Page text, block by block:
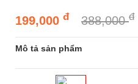
199,000 đ 388,000đ
Mô tả sản phẩm